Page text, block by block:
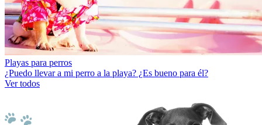
Playas para perros
¿Puedo llevar a mi perro a la playa? ¿Es bueno para él?
Ver todos